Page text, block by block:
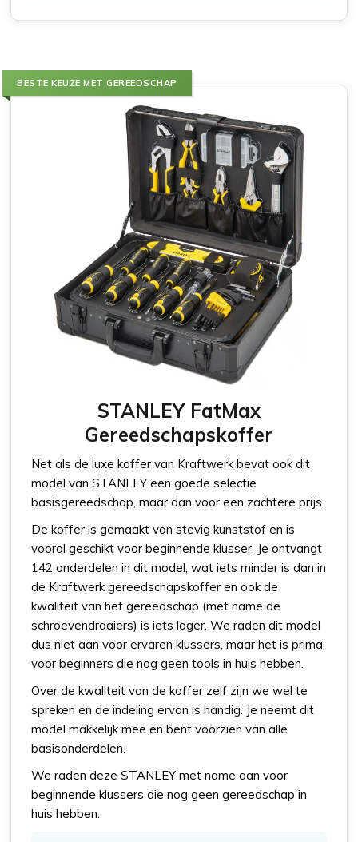
BESTE KEUZE MET GEREEDSCHAP
STANLEY FatMax
Gereedschapskoffer
Net als de luxe koffer van Kraftwerk bevat ook dit
model van STANLEY een goede selectie
basisgereedschap, maar dan voor een zachtere prijs.
De koffer is gemaakt van stevig kunststof en is
vooral geschikt voor beginnende klusser. Je ontvangt
142 onderdelen in dit model, wat iets minder is dan in
de Kraftwerk gereedschapskoffer en ook de
kwaliteit van het gereedschap (met name de
schroevendraaiers) is iets lager. We raden dit model
dus niet aan voor ervaren klussers, maar het is prima
voor beginners die nog geen tools in huis hebben.
Over de kwaliteit van de koffer zelf zijn we wel te
spreken en de indeling ervan is handig. Je neemt dit
model makkelijk mee en bent voorzien van alle
basisonderdelen.
We raden deze STANLEY met name aan voor
beginnende klussers die nog geen gereedschap in
huis hebben.